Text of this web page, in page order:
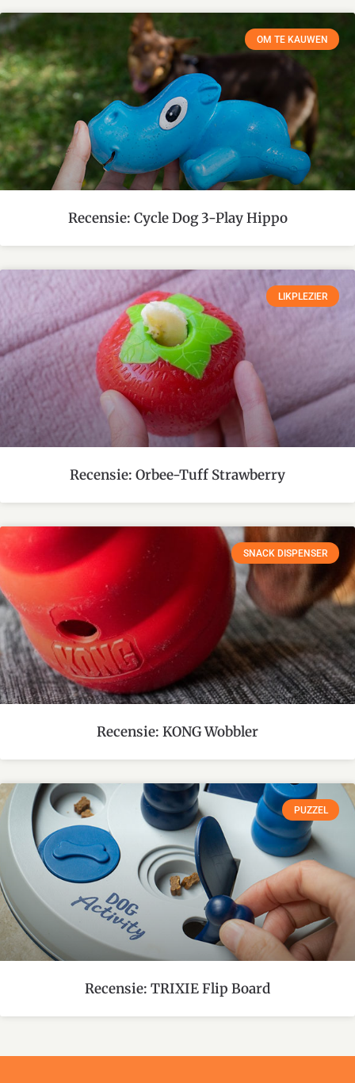
OM TE KAUWEN
Recensie: Cycle Dog 3-Play Hippo
LIKPLEZIER
Recensie: Orbee-Tuff Strawberry
SNACK DISPENSER
Recensie: KONG Wobbler
PUZZEL
Recensie: TRIXIE Flip Board